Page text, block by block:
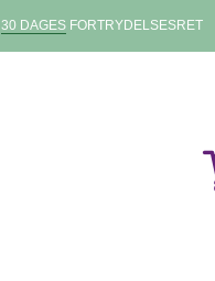
30 DAGESFORTRYDELSESRET